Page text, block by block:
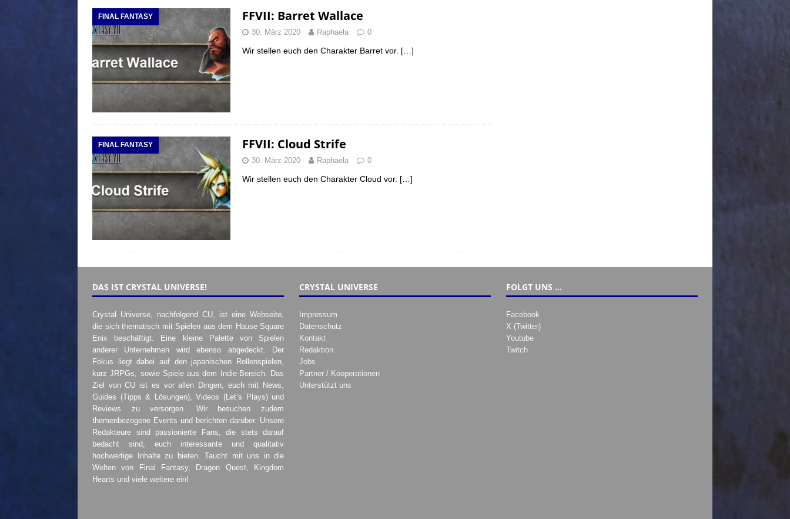
FINAL FANTASY FFVII: Barret Wallace
30. März 2020 Raphaela 0
Wir stellen euch den Charakter Barret vor. […]
FINAL FANTASY FFVII: Cloud Strife
30. März 2020 Raphaela 0
Wir stellen euch den Charakter Cloud vor. […]
DAS IST CRYSTAL UNIVERSE!
Crystal Universe, nachfolgend CU, ist eine Webseite,
die sich thematisch mit Spielen aus dem Hause Square
Enix beschäftigt. Eine kleine Palette von Spielen
anderer Unternehmen wird ebenso abgedeckt. Der
Fokus liegt dabei auf den japanischen Rollenspielen,
kurz JRPGs, sowie Spiele aus dem Indie-Bereich. Das
Ziel von CU ist es vor allen Dingen, euch mit News,
Guides (Tipps & Lösungen), Videos (Let’s Plays) und
Reviews zu versorgen. Wir besuchen zudem
themenbezogene Events und berichten darüber. Unsere
Redakteure sind passionierte Fans, die stets darauf
bedacht sind, euch interessante und qualitativ
hochwertige Inhalte zu bieten. Taucht mit uns in die
Welten von Final Fantasy, Dragon Quest, Kingdom
Hearts und viele weitere ein!
CRYSTAL UNIVERSE
Impressum
Datenschutz
Kontakt
Redaktion
Jobs
Partner / Kooperationen
Unterstützt uns
FOLGT UNS …
Facebook
X (Twitter)
Youtube
Twitch